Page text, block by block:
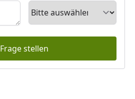
Sortieren
Frage stellen